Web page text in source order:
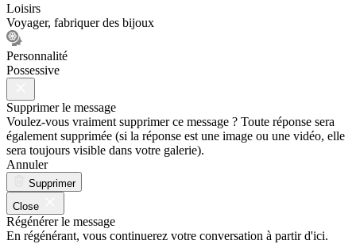
Loisirs
Voyager, fabriquer des bijoux
Personnalité
Possessive
Supprimer le message
Voulez-vous vraiment supprimer ce message ? Toute réponse sera
également supprimée (si la réponse est une image ou une vidéo, elle
sera toujours visible dans votre galerie).
Annuler
Supprimer
Close
Régénérer le message
En régénérant, vous continuerez votre conversation à partir d'ici.